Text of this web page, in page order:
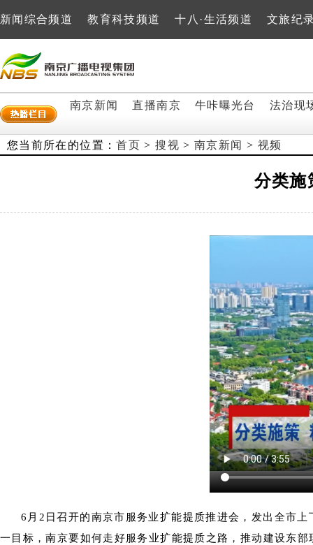
新闻综合频道 教育科技频道 十八·生活频道 文旅纪
南京新闻 直播南京 牛咔曝光台 法治现
您当前所在的位置：首页 >搜视 >南京新闻 > 视频
分类施
6月2日召开的南京市服务业扩能提质推进会，发出全市
一目标，南京要如何走好服务业扩能提质之路，推动建设东